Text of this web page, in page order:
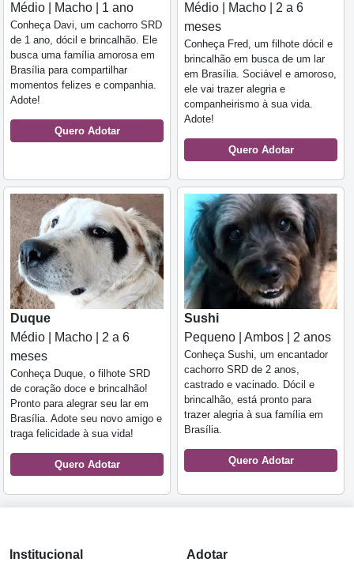
Médio | Macho | 1 ano
Conheça Davi, um cachorro SRD
de 1 ano, dócil e brincalhão. Ele
busca uma família amorosa em
Brasília para compartilhar
momentos felizes e companhia.
Adote!
Quero Adotar
Médio | Macho | 2 a 6
meses
Conheça Fred, um filhote dócil e
brincalhão em busca de um lar
em Brasília. Sociável e amoroso,
ele vai trazer alegria e
companheirismo à sua vida.
Adote!
Quero Adotar
Duque
Médio | Macho | 2 a 6
meses
Conheça Duque, o filhote SRD
de coração doce e brincalhão!
Pronto para alegrar seu lar em
Brasília. Adote seu novo amigo e
traga felicidade à sua vida!
Quero Adotar
Sushi
Pequeno | Ambos | 2 anos
Conheça Sushi, um encantador
cachorro SRD de 2 anos,
castrado e vacinado. Dócil e
brincalhão, está pronto para
trazer alegria à sua família em
Brasília.
Quero Adotar
Institucional
Adotar